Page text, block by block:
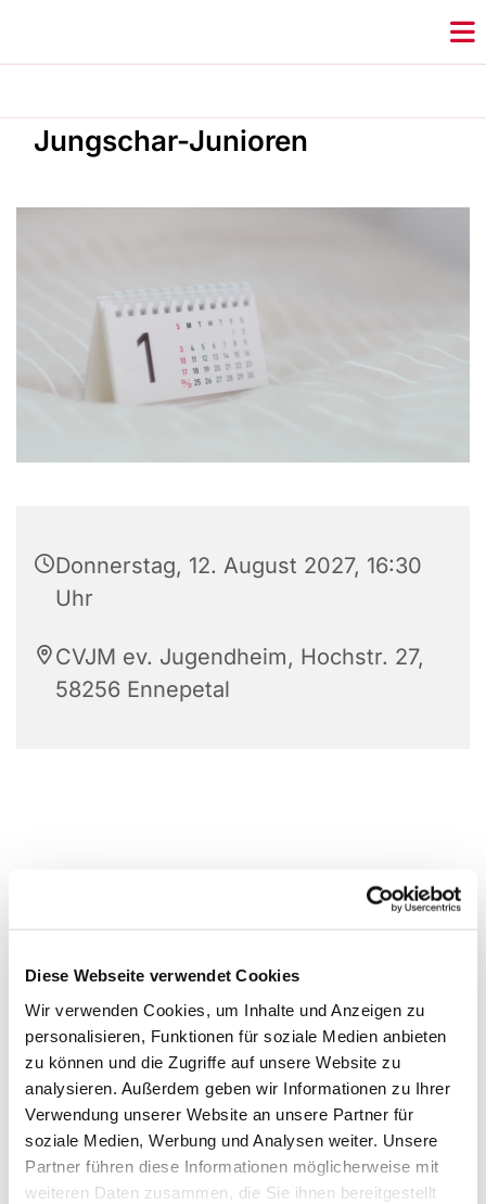
Diese Webseite verwendet Cookies
Wir verwenden Cookies, um Inhalte und Anzeigen zu
personalisieren, Funktionen für soziale Medien anbieten
zu können und die Zugriffe auf unsere Website zu
analysieren. Außerdem geben wir Informationen zu Ihrer
Verwendung unserer Website an unsere Partner für
soziale Medien, Werbung und Analysen weiter. Unsere
Partner führen diese Informationen möglicherweise mit
weiteren Daten zusammen, die Sie ihnen bereitgestellt
Jungschar-Junioren
Donnerstag, 12. August 2027, 16:30
Uhr
CVJM ev. Jugendheim, Hochstr. 27,
58256 Ennepetal